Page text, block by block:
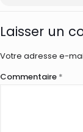
Laisser un
Votre adresse e-
Commentaire *